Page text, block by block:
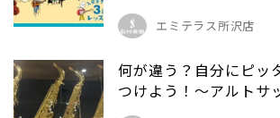
エミテラス所沢店
何が違う？自分にピッ
つけよう！～アルトサ